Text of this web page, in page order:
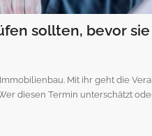
sollten, bevor
Mit ihr geht die
diesen Termin unterschätzt